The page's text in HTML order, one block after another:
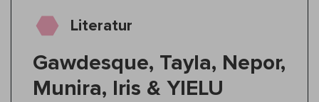
Literatur
Gawdesque, Tayla, Nepor,
Munira, Iris & YIELU